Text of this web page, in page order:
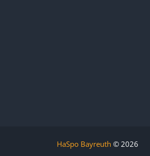
HaSpo Bayreuth © 2026